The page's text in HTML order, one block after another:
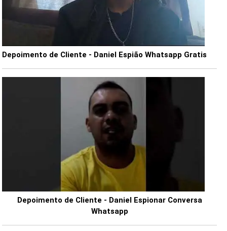
Depoimento de Cliente - Daniel Espião Whatsapp Gratis
Depoimento de Cliente - Daniel Espionar Conversa
Whatsapp